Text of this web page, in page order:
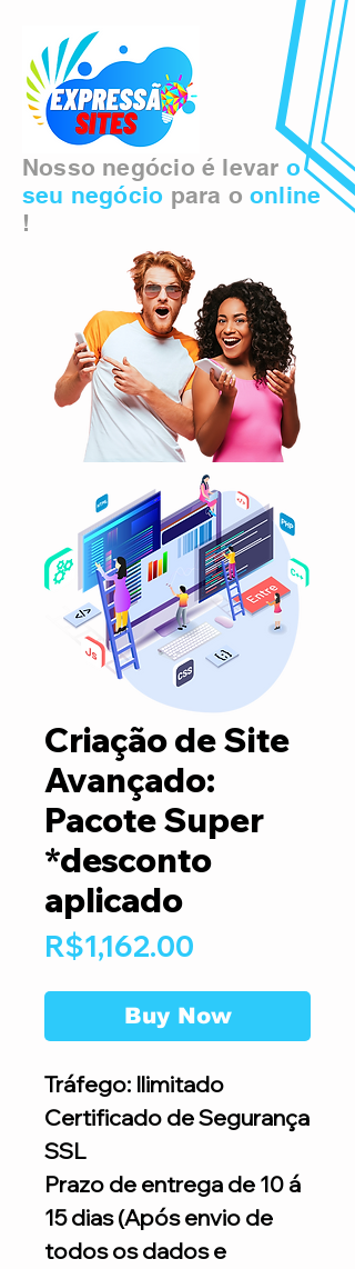
Nosso negócio é levar o
seu negócio para o online
!
Criação de Site
Avançado:
Pacote Super
*desconto
aplicado
R$1,162.00
Buy Now
Tráfego: Ilimitado
Certificado de Segurança
SSL
Prazo de entrega de 10 á
15 dias (Após envio de
todos os dados e